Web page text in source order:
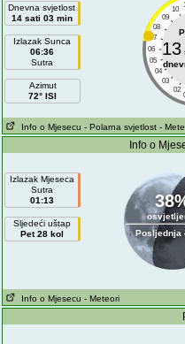
Dnevna svjetlost
14 sati 03 min
Izlazak Sunca
06:36
Sutra
Azimut
72° ISI
10
09
08
07
06
05
04
03
02
13
Info o Mjesecu - Polarna svjetlost -
Info o
Izlazak Mjeseca
Sutra
01:13
Sljedeći uštap
Pet 28 kol
Posljednja
Info o Mjesecu - Meteori